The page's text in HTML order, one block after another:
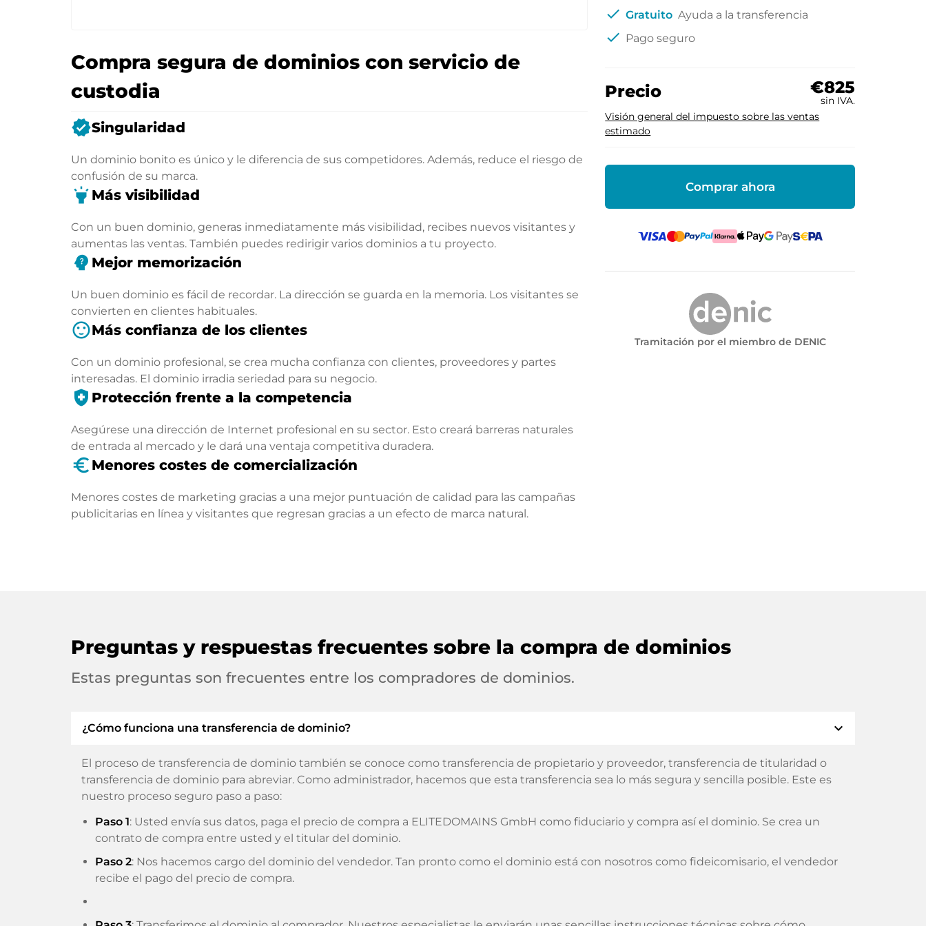
check Gratuito Ayuda a la transferencia
check Pago seguro
Precio €825
sin IVA.
Visión general del impuesto sobre las ventas
estimado
Comprar ahora
Tramitación por el miembro de DENIC
Compra segura de dominios con servicio de
custodia
verifiedSingularidad
Un dominio bonito es único y le diferencia de sus competidores. Además, reduce el riesgo de
confusión de su marca.
highlight Más visibilidad
Con un buen dominio, generas inmediatamente más visibilidad, recibes nuevos visitantes y
aumentas las ventas. También puedes redirigir varios dominios a tu proyecto.
psychology_alt Mejor memorización
Un buen dominio es fácil de recordar. La dirección se guarda en la memoria. Los visitantes se
convierten en clientes habituales.
sentiment_satisfiedMás confianza de los clientes
Con un dominio profesional, se crea mucha confianza con clientes, proveedores y partes
interesadas. El dominio irradia seriedad para su negocio.
health_and_safety Protección frente a la competencia
Asegúrese una dirección de Internet profesional en su sector. Esto creará barreras naturales
de entrada al mercado y le dará una ventaja competitiva duradera.
euro_symbol Menores costes de comercialización
Menores costes de marketing gracias a una mejor puntuación de calidad para las campañas
publicitarias en línea y visitantes que regresan gracias a un efecto de marca natural.
Preguntas y respuestas frecuentes sobre la compra de dominios
Estas preguntas son frecuentes entre los compradores de dominios.
¿Cómo funciona una transferencia de dominio? expand_more
El proceso de transferencia de dominio también se conoce como transferencia de propietario y proveedor, transferencia de titularidad o
transferencia de dominio para abreviar. Como administrador, hacemos que esta transferencia sea lo más segura y sencilla posible. Este es
nuestro proceso seguro paso a paso:
Paso 1: Usted envía sus datos, paga el precio de compra a ELITEDOMAINS GmbH como fiduciario y compra así el dominio. Se crea un
contrato de compra entre usted y el titular del dominio.
Paso 2: Nos hacemos cargo del dominio del vendedor. Tan pronto como el dominio está con nosotros como fideicomisario, el vendedor
recibe el pago del precio de compra.